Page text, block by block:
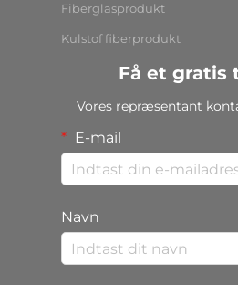
Fiberglasprodukt
Kulstof fiberprodukt
Få et gratis
Vores repræsentant
E-mail
Navn